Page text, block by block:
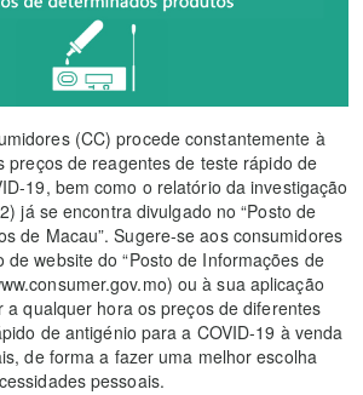
(CC) procede constantemente à
preços de reagentes de teste rápido de
19, bem como o relatório da investigação
já se encontra divulgado no “Posto de
de Macau”. Sugere-se aos consumidores
de website do “Posto de Informações de
ou à sua aplicação
a qualquer hora os preços de diferentes
de antigénio para a COVID-19 à venda
de forma a fazer uma melhor escolha
pessoais.